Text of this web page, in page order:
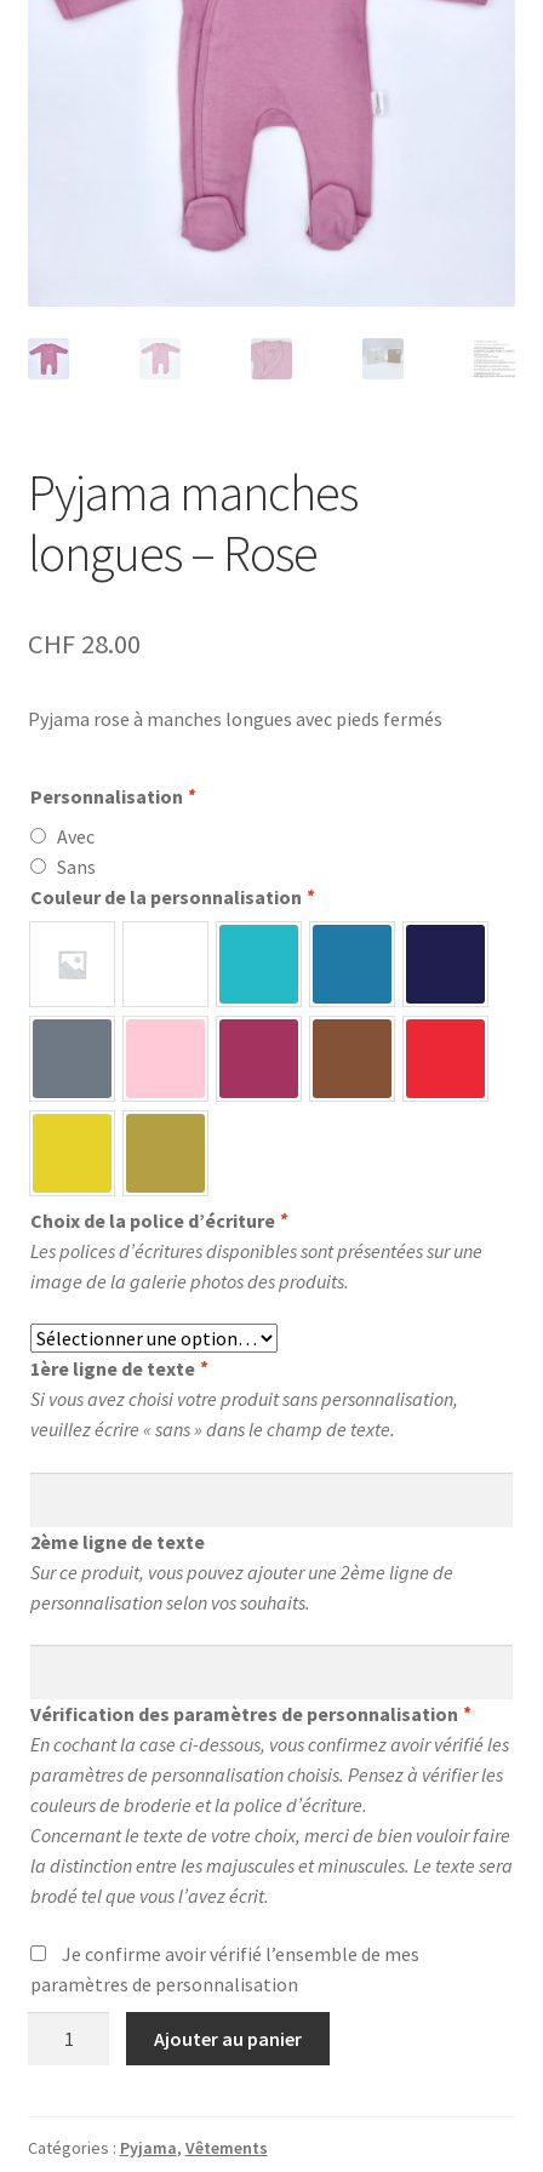
Pyjama manches
longues – Rose
CHF28.00
Pyjama rose à manches longues avec pieds fermés
Personnalisation *
Avec
Sans
Couleur de la personnalisation *
Choix de la police d’écriture *
Les polices d’écritures disponibles sont présentées sur une
image de la galerie photos des produits.
1ère ligne de texte *
Si vous avez choisi votre produit sans personnalisation,
veuillez écrire « sans » dans le champ de texte.
2ème ligne de texte
Sur ce produit, vous pouvez ajouter une 2ème ligne de
personnalisation selon vos souhaits.
Vérification des paramètres de personnalisation *
En cochant la case ci-dessous, vous confirmez avoir vérifié les
paramètres de personnalisation choisis. Pensez à vérifier les
couleurs de broderie et la police d’écriture.
Concernant le texte de votre choix, merci de bien vouloir faire
la distinction entre les majuscules et minuscules. Le texte sera
brodé tel que vous l’avez écrit.
Je confirme avoir vérifié l’ensemble de mes
paramètres de personnalisation
longues
Ajouter au panier
Catégories : Pyjama, Vêtements